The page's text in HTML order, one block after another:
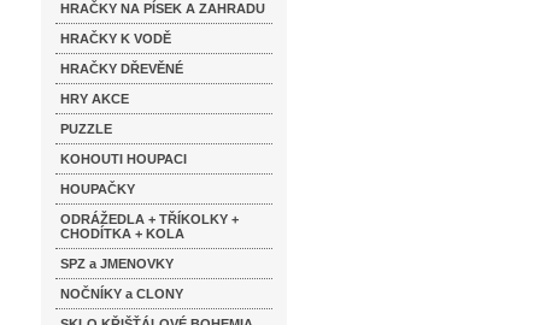
HRAČKY NA PÍSEK A ZAHRADU
HRAČKY K VODĚ
HRAČKY DŘEVĚNÉ
HRY AKCE
PUZZLE
KOHOUTI HOUPACI
HOUPAČKY
ODRÁŽEDLA + TŘÍKOLKY +
CHODÍTKA + KOLA
SPZ a JMENOVKY
NOČNÍKY a CLONY